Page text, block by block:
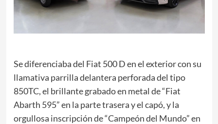
Se diferenciaba del Fiat 500 D en el exterior con su
llamativa parrilla delantera perforada del tipo
850TC, el brillante grabado en metal de “Fiat
Abarth 595” en la parte trasera y el capó, y la
orgullosa inscripción de “Campeón del Mundo” en